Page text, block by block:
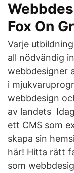
Fox On
Varje
all nödvändig
webbdesigner
i
webbdesign
av landets
ett CMS som
skapa sin
här! Hitta rätt
som